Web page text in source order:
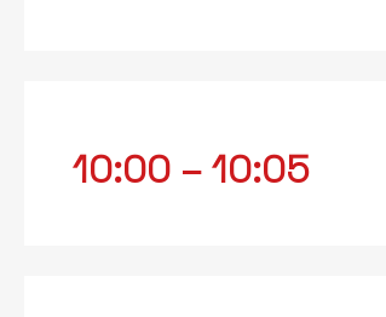
10:00 – 10:05